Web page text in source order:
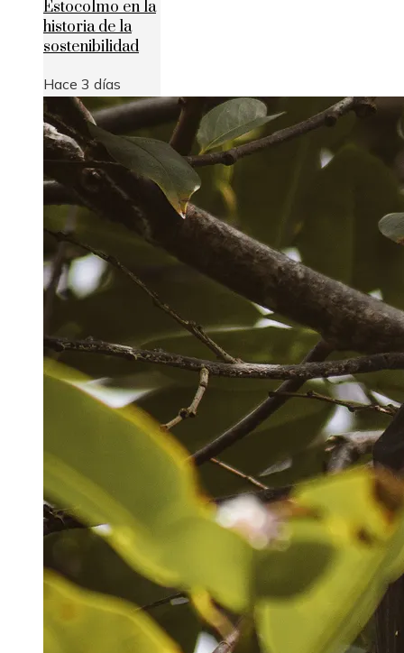
Estocolmo en la
historia de la
sostenibilidad
Hace 3 días